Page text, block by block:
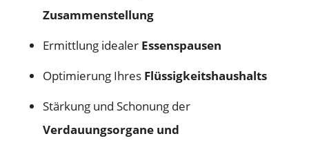
Zusammenstellung
Ermittlung idealer Essenspausen
Optimierung Ihres Flüssigkeitshaushalts
Stärkung und Schonung der
Verdauungsorgane und